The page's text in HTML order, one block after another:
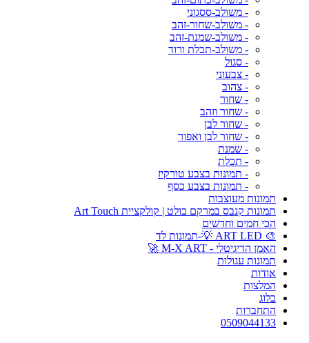
- משולב-ססגוני
- משולב-שחור-זהב
- משולב-שמנת-זהב
- משולב-תכלת ורוד
- סגול
- צבעוני
- צהוב
- שחור
- שחור וזהב
- שחור לבן
- שחור לבן ואפור
- שמנת
- תכלת
- תמונות בצבע טורקיז
- תמונות בצבע כסף
תמונות מעוצבות
תמונות קנבס במרקם בולט | קולקציית Art Touch
הכי חמים וחדשים
🎨 ART LED 💡-תמונות לד
האמן הדיגיטלי - M-X ART 🚀
תמונות עגולות
אודות
המלצות
בלוג
התחברות
0509044133